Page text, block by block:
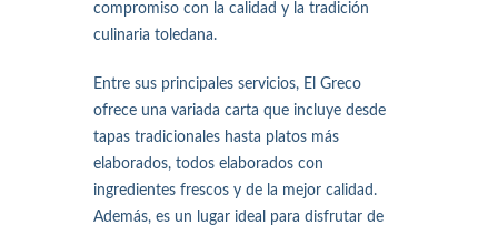
compromiso con la calidad y la tradición
culinaria toledana.
Entre sus principales servicios, El Greco
ofrece una variada carta que incluye desde
tapas tradicionales hasta platos más
elaborados, todos elaborados con
ingredientes frescos y de la mejor calidad.
Además, es un lugar ideal para disfrutar de